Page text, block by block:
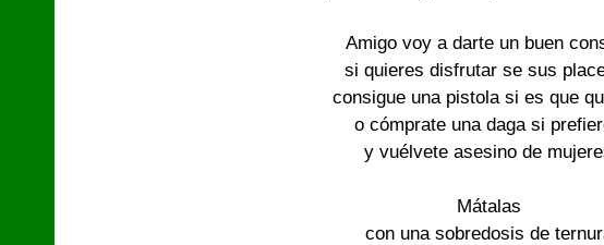
Amigo voy a darte un buen
si quieres disfrutar se sus
consigue una pistola si es que
o cómprate una daga si
y vuélvete asesino de
Mátalas
con una sobredosis de